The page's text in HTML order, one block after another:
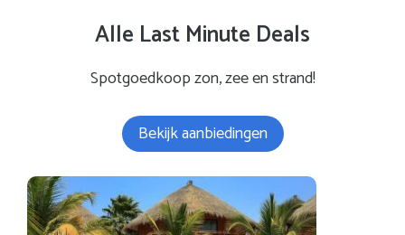
Alle Last Minute Deals
Spotgoedkoop zon, zee en strand!
Bekijk aanbiedingen